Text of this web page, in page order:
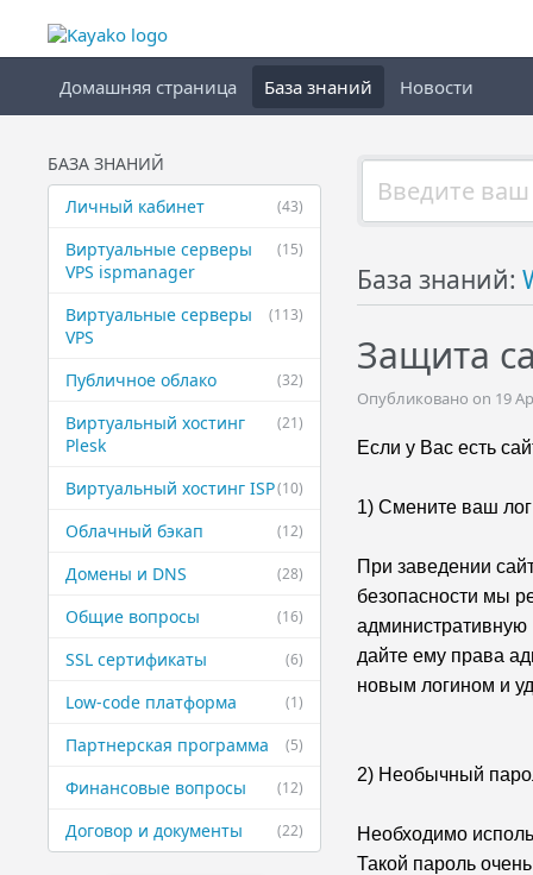
Домашняя страница База знаний Новости
БАЗА ЗНАНИЙ
(43)
Личный кабинет
(15)
Виртуальные ​серверы
VPS ispmanager
(113)
Виртуальные ​серверы
VPS
(32)
Публичное ​облако
(21)
Виртуальный ​хостинг
Plesk
(10)
Виртуальный ​хостинг ISP
(12)
Облачный бэкап
(28)
Домены и DNS
(16)
Общие вопросы
(6)
SSL сертификаты
(1)
Low-code платформа
(5)
Партнерская ​программа
(12)
Финансовые ​вопросы
(22)
Договор и ​документы
База знаний:
Защита
Опубликовано on 19
Если у Вас есть
1) Смените ваш
При заведении
безопасности мы
административную
дайте ему права
новым логином и
2) Необычный
Необходимо
Такой пароль